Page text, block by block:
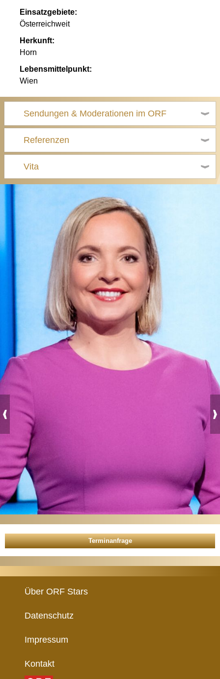
Einsatzgebiete:
Österreichweit
Herkunft:
Horn
Lebensmittelpunkt:
Wien
Sendungen & Moderationen im ORF
Referenzen
Vita
Über ORF Stars
Datenschutz
Impressum
Kontakt